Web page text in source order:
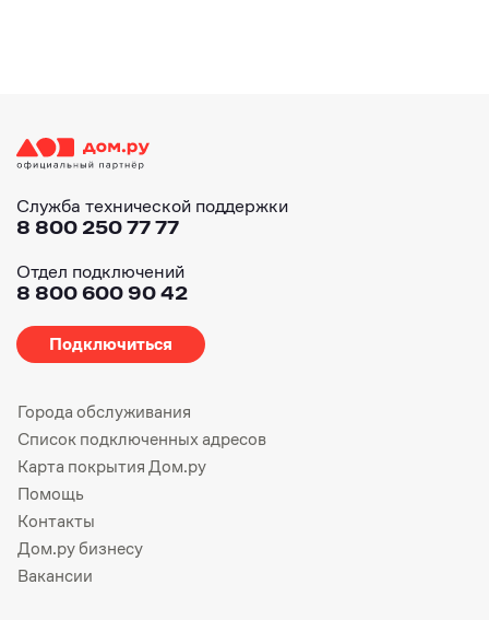
Служба технической поддержки
8 800 250 77 77
Отдел подключений
8 800 600 90 42
Подключиться
Города обслуживания
Список подключенных адресов
Карта покрытия Дом.ру
Помощь
Контакты
Дом.ру бизнесу
Вакансии